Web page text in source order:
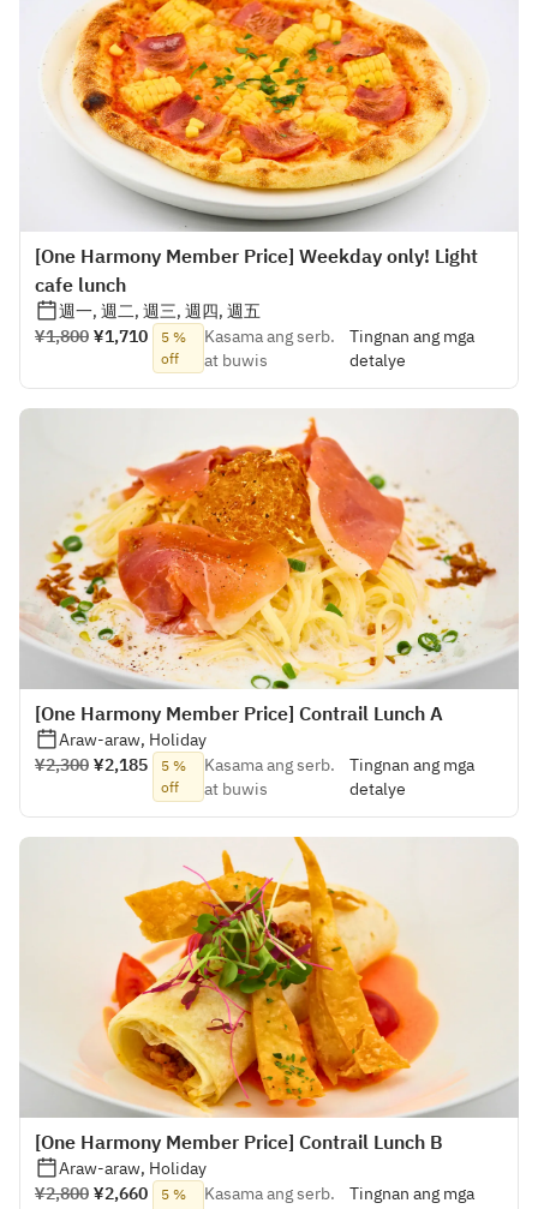
[One Harmony Member Price] Weekday only! Light
cafe lunch
週一, 週二, 週三, 週四, 週五
¥1,800 ¥1,710
5 %
off
Kasama ang serb.
at buwis
Tingnan ang mga
detalye
[One Harmony Member Price] Contrail Lunch A
Araw-araw, Holiday
¥2,300 ¥2,185
5 %
off
Kasama ang serb.
at buwis
Tingnan ang mga
detalye
[One Harmony Member Price] Contrail Lunch B
Araw-araw, Holiday
¥2,800 ¥2,660
5 %
Kasama ang serb.
Tingnan ang mga